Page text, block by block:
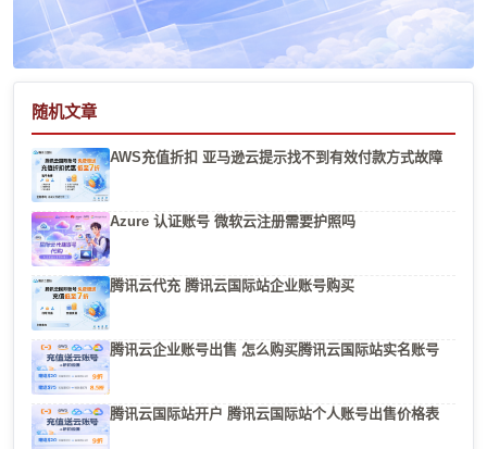
随机文章
AWS充值折扣 亚马逊云提示找不到有效付款方式故障
Azure 认证账号 微软云注册需要护照吗
腾讯云代充 腾讯云国际站企业账号购买
腾讯云企业账号出售 怎么购买腾讯云国际站实名账号
腾讯云国际站开户 腾讯云国际站个人账号出售价格表